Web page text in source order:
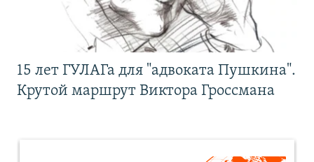
15 лет ГУЛАГа для "адвоката Пушкина".
Крутой маршрут Виктора Гроссмана